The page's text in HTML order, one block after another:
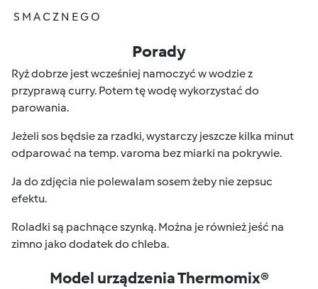
S M A C Z N E G O
Porady
Ryż dobrze jest wcześniej namoczyć w wodzie z
przyprawą curry. Potem tę wodę wykorzystać do
parowania.
Jeżeli sos będsie za rzadki, wystarczy jeszcze kilka minut
odparować na temp. varoma bez miarki na pokrywie.
Ja do zdjęcia nie polewalam sosem żeby nie zepsuc
efektu.
Roladki są pachnące szynką. Można je również jeść na
zimno jako dodatek do chleba.
Model urządzenia Thermomix®